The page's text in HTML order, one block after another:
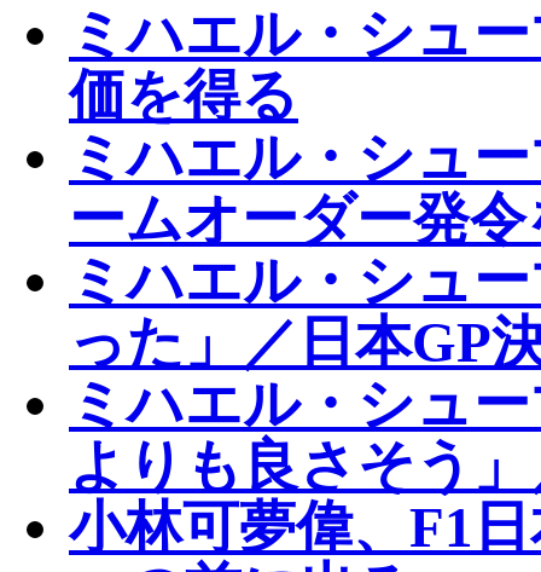
ミハエル・シュ
価を得る
ミハエル・シュ
ームオーダー発
ミハエル・シュ
った」／日本GP
ミハエル・シュ
よりも良さそう
小林可夢偉、F1